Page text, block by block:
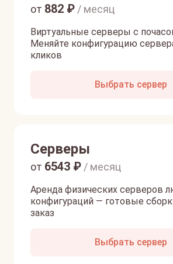
Виртуальные серверы с
Меняйте конфигурацию
кликов
от 882 ₽ / месяц
Выбрать сервер
Серверы
Аренда физических серверов
конфигураций — готовые
заказ
от 6543 ₽ / месяц
Выбрать сервер